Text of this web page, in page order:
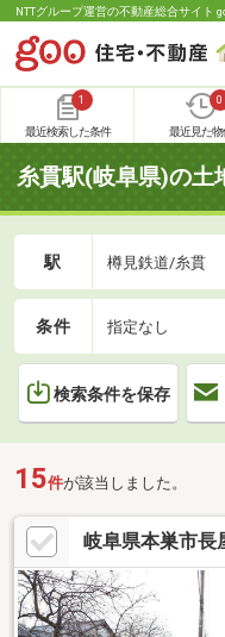
NTTグループ運営の不動産総合サイト
1
最近検索した条件
0
最近見た物
糸貫駅(岐阜県)の土
駅 樽見鉄道/糸貫
条件 指定なし
検索条件を保存
15件が該当しました。
岐阜県本巣市長